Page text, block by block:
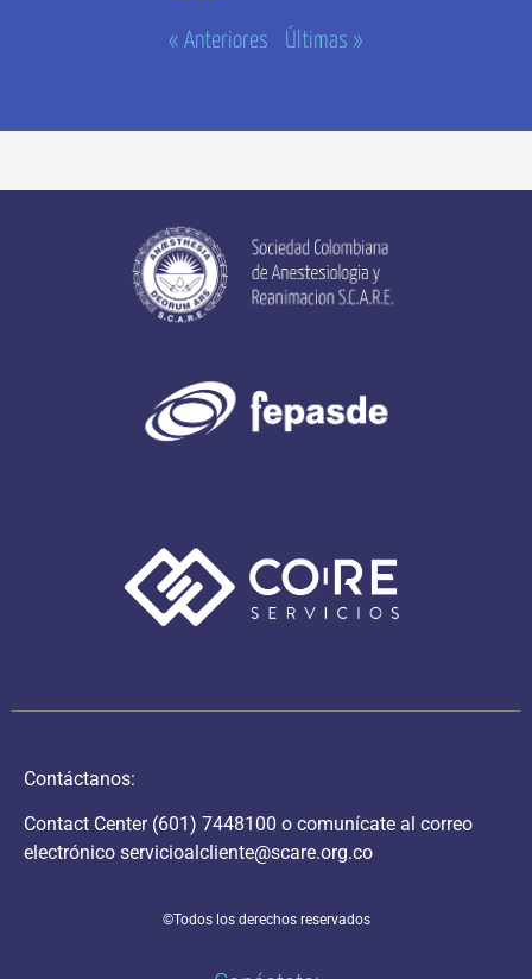
« Anteriores Últimas »
Contáctanos:
Contact Center (601) 7448100 o comunícate al correo
electrónico servicioalcliente@scare.org.co
©Todos los derechos reservados